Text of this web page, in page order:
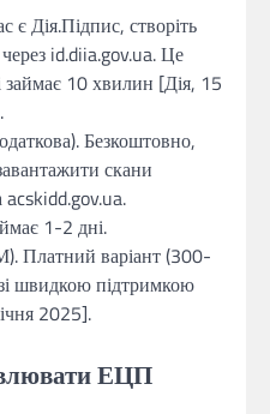
є Дія.Підпис, створіть
id.diia.gov.ua. Це
займає 10 хвилин [Дія, 15
Безкоштовно,
скани
acskidd.gov.ua.
1-2 дні.
Платний варіант (300-
швидкою підтримкою
2025].
ЕЦП